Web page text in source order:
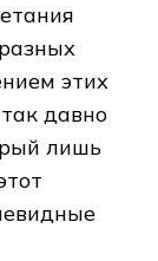
этих
давно
лишь